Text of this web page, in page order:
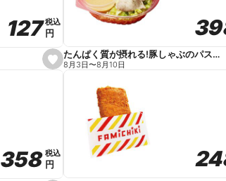
e
s
e
e
127
127税込
税込
円
円
たんぱく質が摂れる!豚しゃぶのパスタサラダ
8月3日〜8月10日
358
358税込
税込
円
円